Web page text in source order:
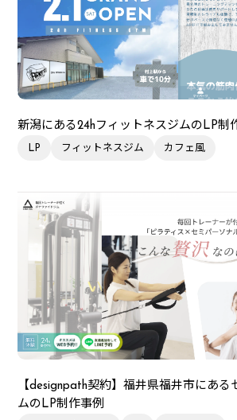
新潟にある24hフィットネスジムのLP制
LP フィットネスジム カフェ風
【designpath契約】福井県福井市にある
ムのLP制作事例